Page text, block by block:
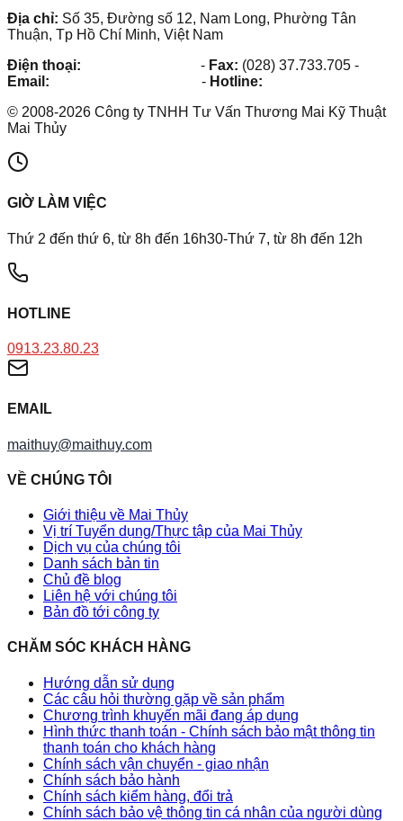
Địa chỉ: Số 35, Đường số 12, Nam Long, Phường Tân
Thuận, Tp Hồ Chí Minh, Việt Nam
Điện thoại:
- Fax: (028) 37.733.705 -
Email:
- Hotline:
© 2008-2026 Công ty TNHH Tư Vấn Thương Mai Kỹ Thuật
Mai Thủy
GIỜ LÀM VIỆC
Thứ 2 đến thứ 6, từ 8h đến 16h30-Thứ 7, từ 8h đến 12h
HOTLINE
0913.23.80.23
EMAIL
maithuy@maithuy.com
VỀ CHÚNG TÔI
Giới thiệu về Mai Thủy
Vị trí Tuyển dụng/Thực tập của Mai Thủy
Dịch vụ của chúng tôi
Danh sách bản tin
Chủ đề blog
Liên hệ với chúng tôi
Bản đồ tới công ty
CHĂM SÓC KHÁCH HÀNG
Hướng dẫn sử dụng
Các câu hỏi thường gặp về sản phẩm
Chương trình khuyến mãi đang áp dụng
Hình thức thanh toán - Chính sách bảo mật thông tin
thanh toán cho khách hàng
Chính sách vận chuyển - giao nhận
Chính sách bảo hành
Chính sách kiểm hàng, đổi trả
Chính sách bảo vệ thông tin cá nhân của người dùng